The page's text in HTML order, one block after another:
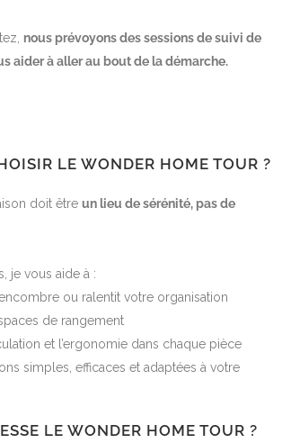
nous prévoyons des sessions de suivi de
aider à aller au bout de la démarche.
LE WONDER HOME TOUR ?
doit être un lieu de sérénité, pas de
je vous aide à :
ou ralentit votre organisation
de rangement
et l’ergonomie dans chaque pièce
simples, efficaces et adaptées à votre
LE WONDER HOME TOUR ?